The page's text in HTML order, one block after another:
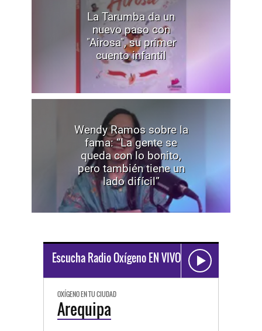
La Tarumba da un
nuevo paso con
"Airosa", su primer
cuento infantil
Wendy Ramos sobre la
fama: “La gente se
queda con lo bonito,
pero también tiene un
lado difícil”
Escucha Radio Oxígeno EN VIVO
OXÍGENO EN TU CIUDAD
Arequipa